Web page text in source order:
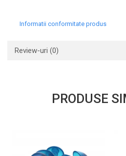
Informatii conformitate produs
Review-uri (0)
PRODUSE